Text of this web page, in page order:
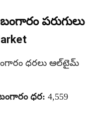
పరుగులు
ధరలు ఆల్‌టైమ్
ధర: 4,559